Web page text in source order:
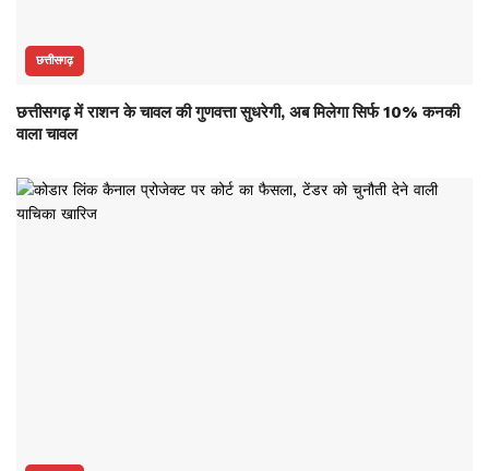
छत्तीसगढ़
छत्तीसगढ़ में राशन के चावल की गुणवत्ता सुधरेगी, अब मिलेगा सिर्फ 10% कनकी
वाला चावल